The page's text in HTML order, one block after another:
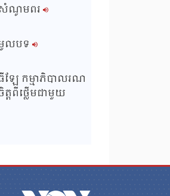
សំណូមពរ
លបទ
ឡែ កម្មាភិបាលរណ
តពីថ្លើមជាមួយ